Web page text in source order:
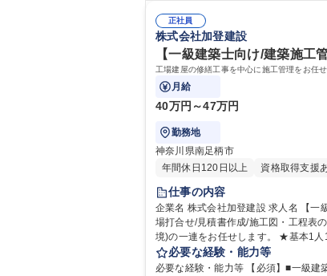
正社員
株式会社加登建設
【一級建築士向け/建築施工
工場建屋の修繕工事を中心に施工管理をお任
月給
40万円～47万円
勤務地
神奈川県南足柄市
年間休日120日以上
資格取得支援
仕事の内容
企業名 株式会社加登建設 求人名 【一級建築士向け/建築施工管理】再雇用制度有/土日祝休/夜勤転勤無 仕事の内容 工場建屋の修繕工事を中心に施工管理をお任せします。 現
場打合せ/見積書作成/施工図・工程表の作成/業
境)の一連をお任せします。 ★基本1人
ことはなく、自分のペースで働くことがで
け/建築施工管理】再雇用制度有/土日
必要な経験・能力等
必要な経験・能力等 【必須】■一級建築士資格をお持ちの方 ■第一種運転免許普通自動車(ATも可) ※ATの方は